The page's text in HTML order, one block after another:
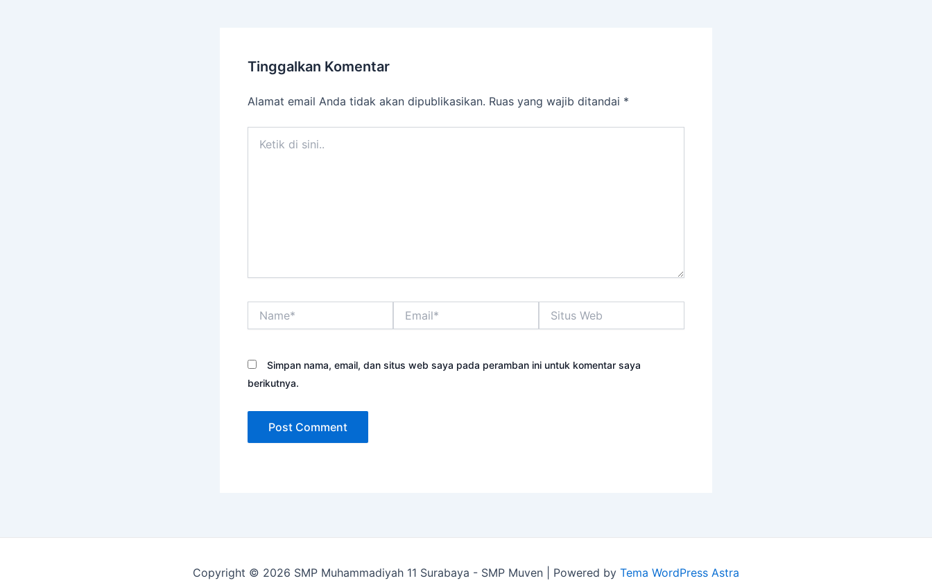
Tinggalkan Komentar
Alamat email Anda tidak akan dipublikasikan. Ruas yang wajib ditandai *
Web
Simpan nama, email, dan situs web saya pada peramban ini untuk komentar saya
berikutnya.
Copyright © 2026 SMP Muhammadiyah 11 Surabaya - SMP Muven | Powered by Tema WordPress Astra